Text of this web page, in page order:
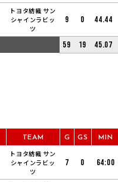
トヨタ紡織 サン
シャインラビッ
ツ
9 0 44.44
59 19 45.07
TEAM G GS MIN
トヨタ紡織 サン
シャインラビッ
ツ
7 0 64:00